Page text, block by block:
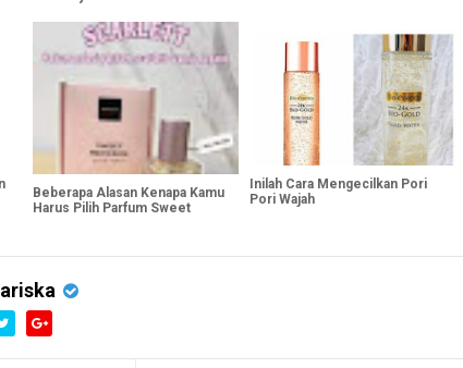
Beberapa Alasan Kenapa Kamu
Harus Pilih Parfum Sweet
Inilah Cara Mengecilkan Pori
Pori Wajah